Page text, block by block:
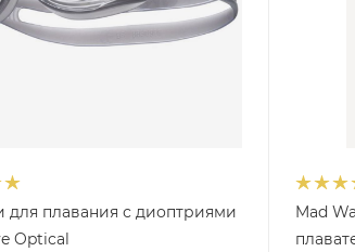
для плавания с диоптриями
Optical
Mad